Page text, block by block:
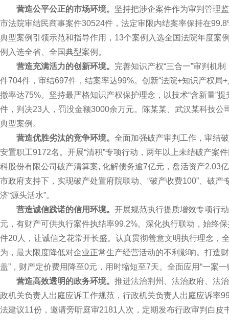
营造公平公正的市场环境。 坚持把涉企案件作为审判管理
市法院审结民商事案件30524件，法定审限内结案率保持在
典型案例引领示范和指导作用，13个案例入选全国法院年度案
例入选全省、全国典型案例。
营造充满活力的创新环境。 完善知识产权“三合一”审判机
件704件，审结697件，结案率达99%。创新“法院+知识产权局
撤率达75%。坚持最严格知识产权保护理念，以技术“含新量”
件，判决23人，罚没金额3000余万元。陈某某、武汉某科技
典型案例。
营造优胜劣汰的竞争环境。 全面加强破产审判工作，审结
安置职工9172名。开展“清积”专项行动，两年以上未结破产案
科股份有限公司破产清算案, 化解债务逾7亿元，盘活资产2.03
市政府支持下，实现破产处置府院联动、“破产收费100”、破产
济“源头活水”。
营造诚信践诺的信用环境。 开展规范执行提质增效专项行
元，有财产可供执行案件执结率99.2%。深化执行联动，始终
件20人，让诚信之花常开长盛。认真贯彻善意文明执行理念，
为，最大限度降低对企业正常生产经营活动的不利影响。打造
盖”，财产定价费用降至0元，用时缩短至7天。全面应用“一案
营造高效透明的政务环境。 推进法治荆州、法治政府、法
政机关负责人出庭应诉工作规范，行政机关负责人出庭应诉率
法建议11份，邀请旁听庭审2181人次，定期发布行政审判白